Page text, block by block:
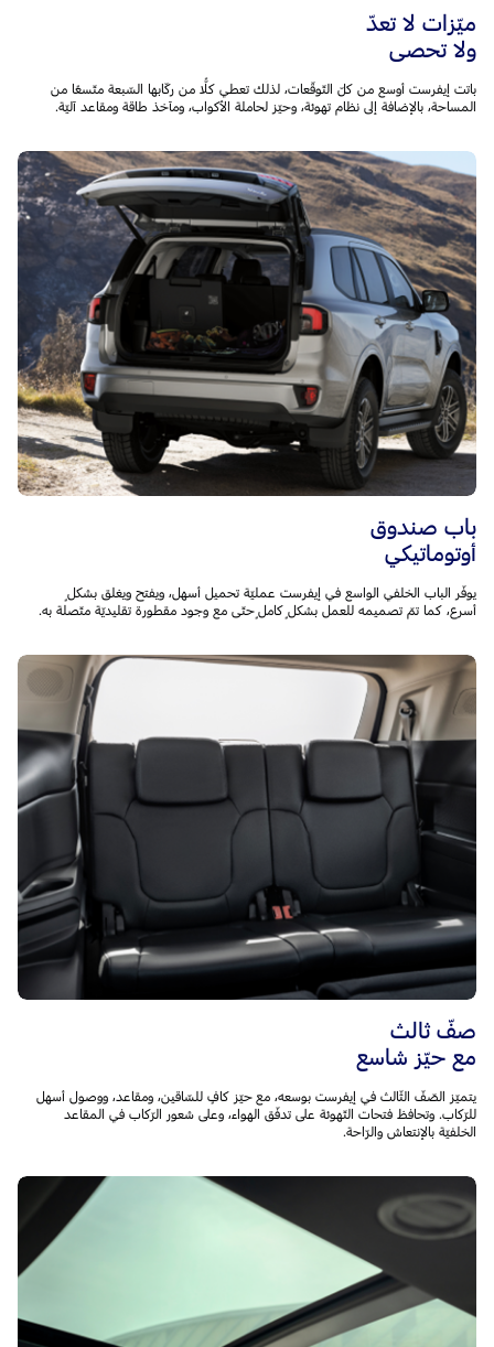
ميّزات لا تعدّ
ولا تحصى
باتت إيفرست أوسع من كلّ التّوقّعات، لذلك تعطي كلًّا من ركّابها السّبعة متّسعًا من
المساحة، بالإضافة إلى نظام تهوئة، وحيّز لحاملة الأكواب، ومآخذ طاقة ومقاعد آليّة.
باب صندوق
أوتوماتيكي
يوفّر الباب الخلفي الواسع في إيفرست عمليّة تحميل أسهل، ويفتح ويغلق بشكلٍ
أسرع، كما تمّ تصميمه للعمل بشكلٍ كاملٍ حتّى مع وجود مقطورة تقليديّة متّصلة به.
صفّ ثالث
مع حيّز شاسع
يتميّز الصّفّ الثّالث في إيفرست بوسعه، مع حيّز كافٍ للسّاقين، ومقاعد، ووصول أسهل
للرّكاب. وتحافظ فتحات التّهوئة على تدفّق الهواء، وعلى شعور الرّكاب في المقاعد
الخلفيّة بالإنتعاش والرّاحة.